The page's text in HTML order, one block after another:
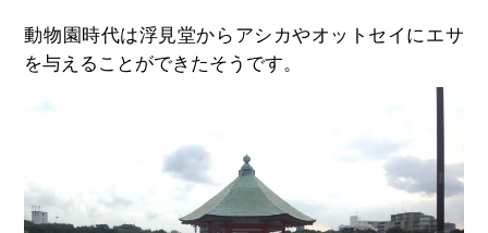
動物園時代は浮見堂からアシカやオットセイにエサ
を与えることができたそうです。